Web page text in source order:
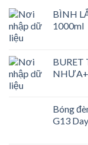
BÌNH
1000ml
Bóng
G13